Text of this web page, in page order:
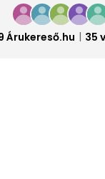
Árukereső.hu 35